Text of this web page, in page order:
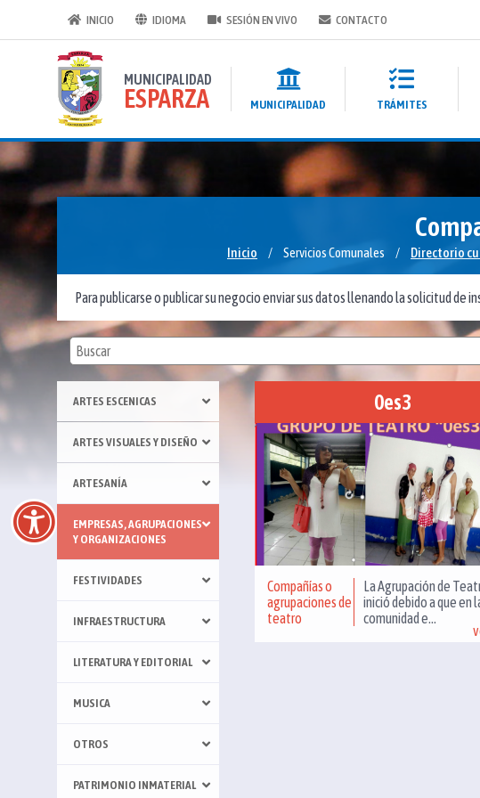
INICIO IDIOMA SESIÓN EN VIVO CONTACTO
MUNICIPALIDAD
ESPARZA MUNICIPALIDAD TRÁMITES
Inicio / Servicios Comunales / Directorio
Para publicarse o publicar su negocio enviar sus datos llenando la solicitud de
ARTES ESCENICAS
ARTES VISUALES Y DISEÑO
ARTESANÍA
EMPRESAS, AGRUPACIONES
Y ORGANIZACIONES
FESTIVIDADES
INFRAESTRUCTURA
LITERATURA Y EDITORIAL
MUSICA
OTROS
PATRIMONIO INMATERIAL
0es3
Compañías o
agrupaciones de
teatro
La Agrupación de
inició debido a que en
comunidad e...